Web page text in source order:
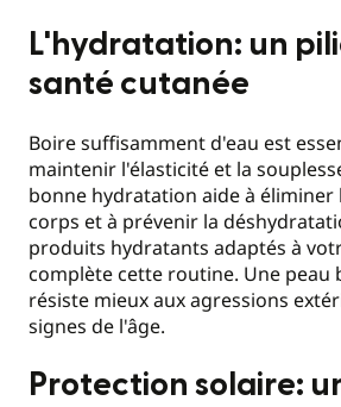
L'hydratation: un
santé cutanée
Boire suffisamment d'eau est
maintenir l'élasticité et la
bonne hydratation aide à éliminer
corps et à prévenir la
produits hydratants adaptés à
complète cette routine. Une peau
résiste mieux aux agressions
signes de l'âge.
Protection solaire: